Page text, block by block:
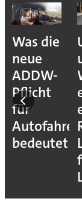
Was die
neue
ADDW-
Pflicht
für
Autofahrer
bedeutet